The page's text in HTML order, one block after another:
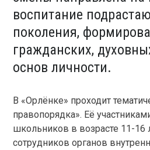
воспитание
поколения,
гражданских,
основ личности.
В «Орлёнке» проходит
правопорядка». Её
школьников в возрасте 11-16
сотрудников органов